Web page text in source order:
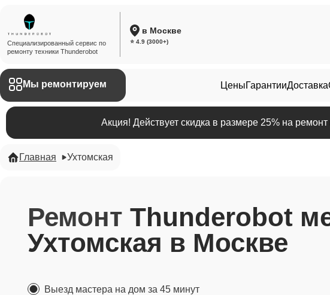
Специализированный сервис по
ремонту техники Thunderobot
в Москве
⭐ 4.9 (3000+)
Мы ремонтируем ЦеныГарантииДоставка
Акция! Действует скидка в размере 25% на
Главная Ухтомская
Ремонт Thunderobot
Ухтомская в Москве
Выезд мастера на дом за 45 минут